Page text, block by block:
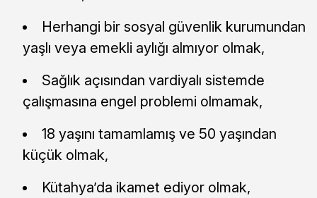
Herhangi bir sosyal güvenlik kurumundan
yaşlı veya emekli aylığı almıyor olmak,
Sağlık açısından vardiyalı sistemde
çalışmasına engel problemi olmamak,
18 yaşını tamamlamış ve 50 yaşından
küçük olmak,
Kütahya’da ikamet ediyor olmak,